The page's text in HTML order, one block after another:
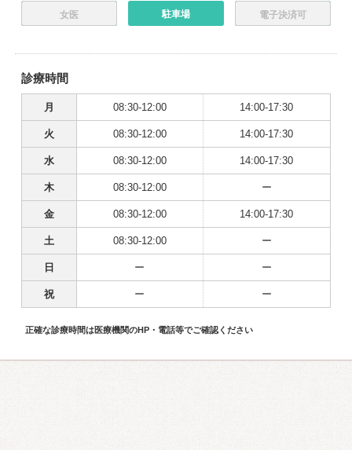
女医 駐車場 電子決済可
診療時間
月 08:30-12:00 14:00-17:30
火 08:30-12:00 14:00-17:30
水 08:30-12:00 14:00-17:30
木 08:30-12:00 ー
金 08:30-12:00 14:00-17:30
土 08:30-12:00 ー
日 ー ー
祝 ー ー
正確な診療時間は医療機関のHP・電話等でご確認ください